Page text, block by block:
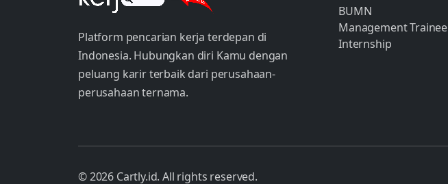
Platform pencarian kerja terdepan di
Indonesia. Hubungkan diri Kamu dengan
peluang karir terbaik dari perusahaan-
perusahaan ternama.
BUMN
Management Trainee
Internship
© 2026 Cartly.id. All rights reserved.